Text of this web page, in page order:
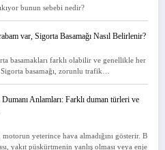
bunun sebebi nedir?
var, Sigorta Basamağı Nasıl Belirlenir?
basamakları farklı olabilir ve genellikle her
basamağı, zorunlu trafik…
Dumanı Anlamları: Farklı duman türleri ve
yeterince hava almadığını gösterir. B
yakıt püskürtmenin yanlış olması veya enje